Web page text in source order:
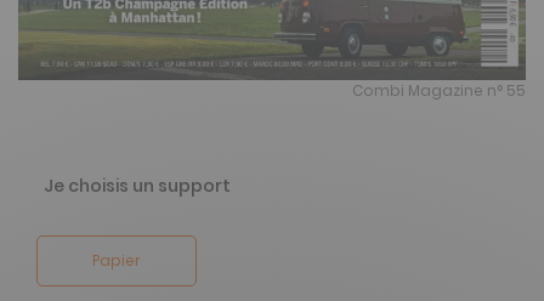
Combi Magazine n° 55
Je choisis un support
Papier